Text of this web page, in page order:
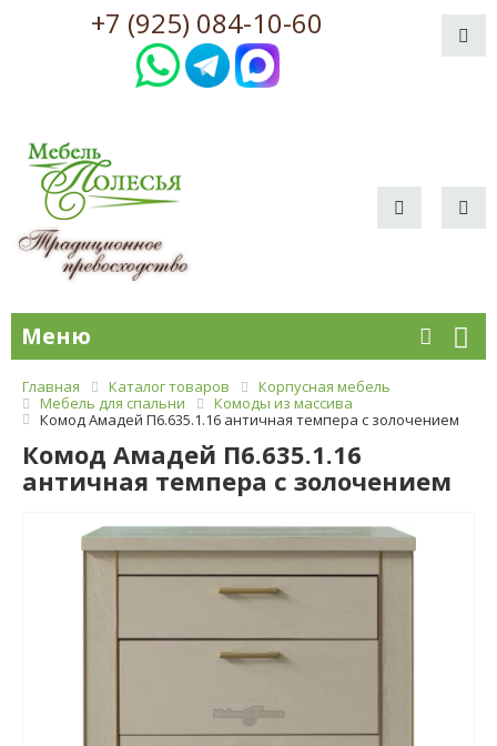
+7 (925) 084-10-60
Меню
Главная Каталог товаров
Корпусная мебель
Мебель для спальни
Комоды из массива
Комод Амадей П6.635.1.16 античная темпера с золочением
Комод Амадей П6.635.1.16
античная темпера с золочением